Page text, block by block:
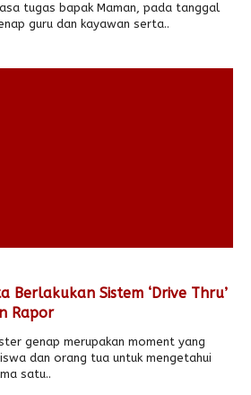
tugas bapak Maman, pada tanggal
guru dan kayawan serta..
Berlakukan Sistem ‘Drive Thru’
Rapor
genap merupakan moment yang
dan orang tua untuk mengetahui
satu..